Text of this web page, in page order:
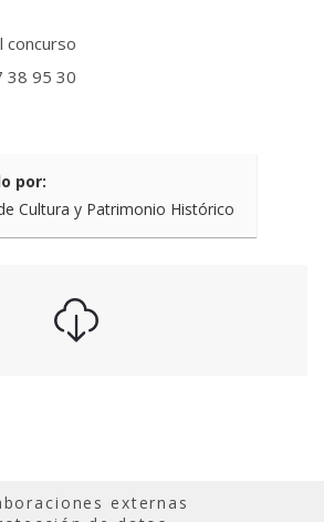
concurso
38 95 30
por:
Cultura y Patrimonio Histórico
externas